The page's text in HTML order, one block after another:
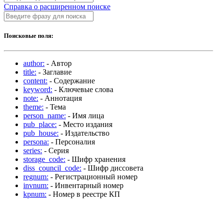
Справка о расширенном поиске
Поисковые поля:
author: - Автор
title: - Заглавие
content: - Содержание
keyword: - Ключевые слова
note: - Аннотация
theme: - Тема
person_name: - Имя лица
pub_place: - Место издания
pub_house: - Издательство
persona: - Персоналия
series: - Серия
storage_code: - Шифр хранения
diss_council_code: - Шифр диссовета
regnum: - Регистрационный номер
invnum: - Инвентарный номер
kpnum: - Номер в реестре КП